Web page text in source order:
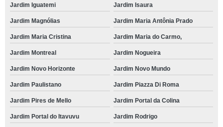
Jardim Iguatemi Jardim Isaura
Jardim Magnólias Jardim Maria Antônia Prado
Jardim Maria Cristina Jardim Maria do Carmo,
Jardim Montreal Jardim Nogueira
Jardim Novo Horizonte Jardim Novo Mundo
Jardim Paulistano Jardim Piazza Di Roma
Jardim Pires de Mello Jardim Portal da Colina
Jardim Portal do Itavuvu Jardim Rodrigo